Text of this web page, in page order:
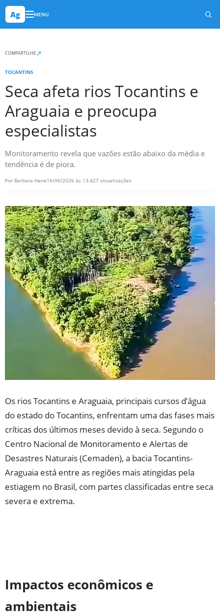
Ag MENU
COMPARTILHE↗
TOCANTINS
Seca afeta rios Tocantins e
Araguaia e preocupa
especialistas
Monitoramento revela que vazões estão abaixo da média e
tendência é de piora.
Por Barbara Hane16/06/2026 às 13:427 visualizações
Os rios Tocantins e Araguaia, principais cursos d’água
do estado do Tocantins, enfrentam uma das fases mais
críticas dos últimos meses devido à seca. Segundo o
Centro Nacional de Monitoramento e Alertas de
Desastres Naturais (Cemaden), a bacia Tocantins-
Araguaia está entre as regiões mais atingidas pela
estiagem no Brasil, com partes classificadas entre seca
severa e extrema.
Impactos econômicos e
ambientais